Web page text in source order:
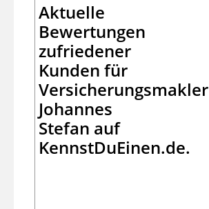
Aktuelle
Bewertungen
zufriedener
Kunden für
Versicherungsmakler
Johannes
Stefan auf
KennstDuEinen.de.